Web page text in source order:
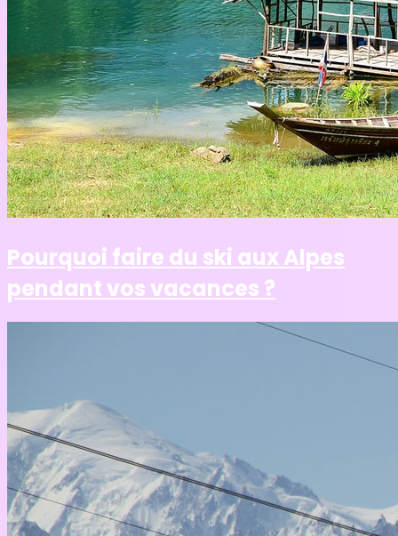
Pourquoi faire du ski aux Alpes
pendant vos vacances ?